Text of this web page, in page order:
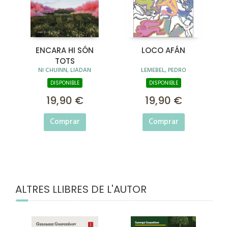
ENCARA HI SÓN
TOTS
NI CHUINN, LIADAN
DISPONIBLE
19,90 €
Comprar
LOCO AFÁN
LEMEBEL, PEDRO
DISPONIBLE
19,90 €
Comprar
ALTRES LLIBRES DE L'AUTOR